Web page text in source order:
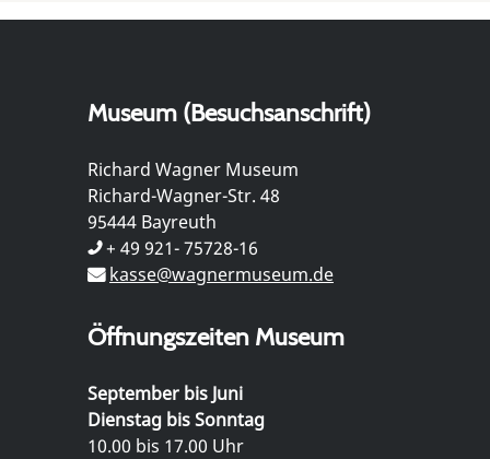
Museum (Besuchsanschrift)
Richard Wagner Museum
Richard-Wagner-Str. 48
95444 Bayreuth
+ 49 921- 75728-16
kasse@wagnermuseum.de
Öffnungszeiten Museum
September bis Juni
Dienstag bis Sonntag
10.00 bis 17.00 Uhr